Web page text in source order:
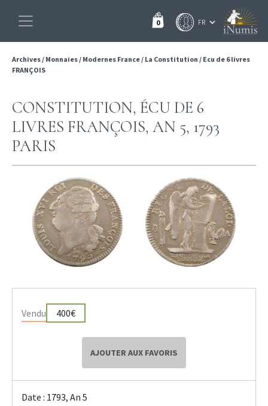
0
Archives/ Monnaies/ Modernes France/ La Constitution / Ecu de 6 livres
FRANÇOIS
CONSTITUTION, ÉCU DE 6
LIVRES FRANÇOIS, AN 5, 1793
PARIS
Vendu 400€
AJOUTER AUX FAVORIS
Date : 1793, An 5